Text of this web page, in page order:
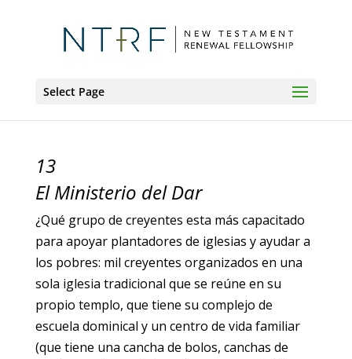
Select Page
13
El Ministerio del Dar
¿Qué grupo de creyentes esta más capacitado
para apoyar plantadores de iglesias y ayudar a
los pobres: mil creyentes organizados en una
sola iglesia tradicional que se reúne en su
propio templo, que tiene su complejo de
escuela dominical y un centro de vida familiar
(que tiene una cancha de bolos, canchas de